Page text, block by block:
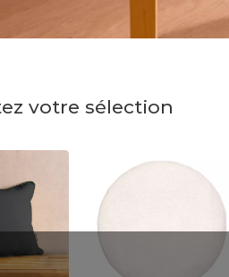
votre sélection